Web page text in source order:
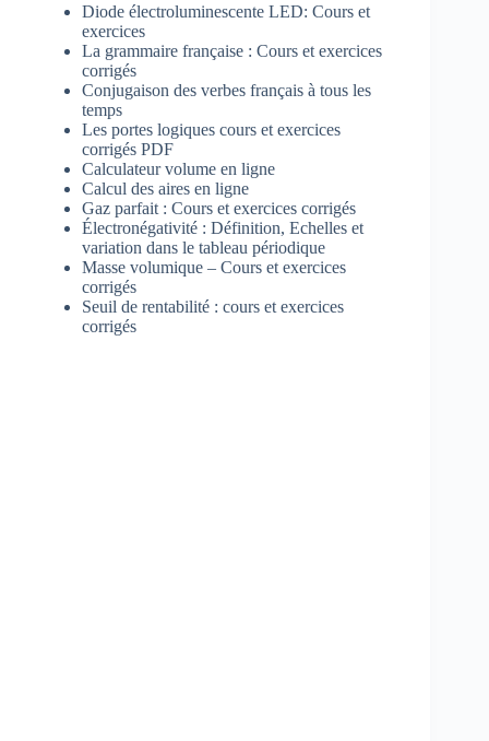
Diode électroluminescente LED: Cours et
exercices
La grammaire française : Cours et exercices
corrigés
Conjugaison des verbes français à tous les
temps
Les portes logiques cours et exercices
corrigés PDF
Calculateur volume en ligne
Calcul des aires en ligne
Gaz parfait : Cours et exercices corrigés
Électronégativité : Définition, Echelles et
variation dans le tableau périodique
Masse volumique – Cours et exercices
corrigés
Seuil de rentabilité : cours et exercices
corrigés